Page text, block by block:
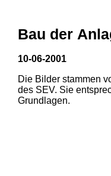
Bau der
10-06-2001
Die Bilder stammen
des SEV. Sie
Grundlagen.